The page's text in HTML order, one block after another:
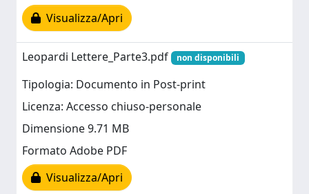
Visualizza/Apri
Leopardi Lettere_Parte3.pdf non disponibili
Tipologia: Documento in Post-print
Licenza: Accesso chiuso-personale
Dimensione 9.71 MB
Formato Adobe PDF
Visualizza/Apri